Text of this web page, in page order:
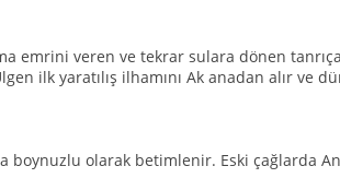
emrini veren ve tekrar sulara dönen
ilk yaratılış ilhamını Ak anadan alır ve
boynuzlu olarak betimlenir. Eski çağlarda